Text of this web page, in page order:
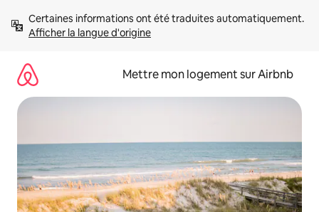
directement
Afficher la langue d'origine
Mettre mon logement sur Airbnb